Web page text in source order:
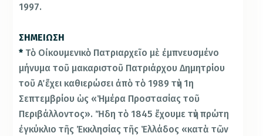
1997.
ΣΗΜΕΙΩΣΗ
* Τὸ Οἰκουμενικὸ Πατριαρχεῖο μὲ ἐμπνευσμένο
μήνυμα τοῦ μακαριστοῦ Πατριάρχου Δημητρίου
τοῦ Α΄ ἔχει καθιερώσει ἀπὸ τὸ 1989 τὴν 1η
Σεπτεμβρίου ὡς «Ἡμέρα Προστασίας τοῦ
Περιβάλλοντος». Ἤδη τὸ 1845 ἔχουμε τὴν πρώτη
ἐγκύκλιο τῆς Ἐκκλησίας τῆς Ἑλλάδος «κατὰ τῶν